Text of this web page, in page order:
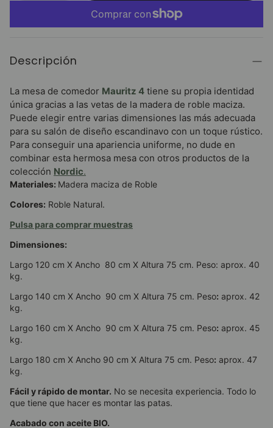
Descripción
La mesa de comedor Mauritz 4 tiene su propia identidad
única gracias a las vetas de la madera de roble maciza.
Puede elegir entre varias dimensiones las más adecuada
para su salón de diseño escandinavo con un toque rústico.
Para conseguir una apariencia uniforme, no dude en
combinar esta hermosa mesa con otros productos de la
colección Nordic.
Materiales: Madera maciza de Roble
Colores: Roble Natural.
Pulsa para comprar muestras
Dimensiones:
Largo 120 cm X Ancho 80 cm X Altura 75 cm. Peso: aprox. 40
kg.
Largo 140 cm X Ancho 90 cm X Altura 75 cm. Peso: aprox. 42
kg.
Largo 160 cm X Ancho 90 cm X Altura 75 cm. Peso: aprox. 45
kg.
Largo 180 cm X Ancho 90 cm X Altura 75 cm. Peso: aprox. 47
kg.
Fácil y rápido de montar. No se necesita experiencia. Todo lo
que tiene que hacer es montar las patas.
Acabado con aceite BIO.